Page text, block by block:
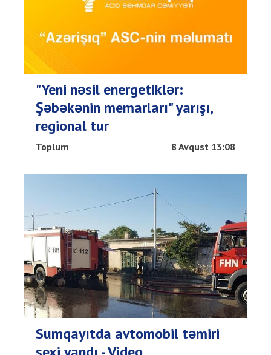
"Yeni nəsil energetiklər:
Şəbəkənin memarları" yarışı,
regional tur
Toplum 8 Avqust 13:08
Sumqayıtda avtomobil təmiri